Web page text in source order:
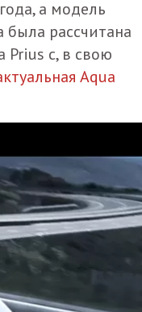
а модель
рассчитана
Prius c, в свою
Aqua